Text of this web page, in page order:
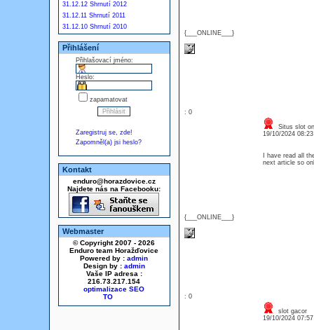
31.12.12 Shrnutí 2012
31.12.11 Shrnutí 2011
31.12.10 Shrnutí 2010
Přihlášení
Přihlašovací jméno:
Heslo:
zapamatovat
Zaregistruj se, zde!
Zapomněl(a) jsi heslo?
Kontakt
enduro@horazdovice.cz
Najdete nás na Facebooku:
Webmaster
© Copyright 2007 - 2026
Enduro team Horažďovice
Powered by : admin
Design by : admin
Vaše IP adresa :
216.73.217.154
optimalizace SEO
{___ONLINE___}
: 0
{___ONLINE___}
Situs slot
19/10/2024
I have read all
next article so
: 0
slot gacor
19/10/2024